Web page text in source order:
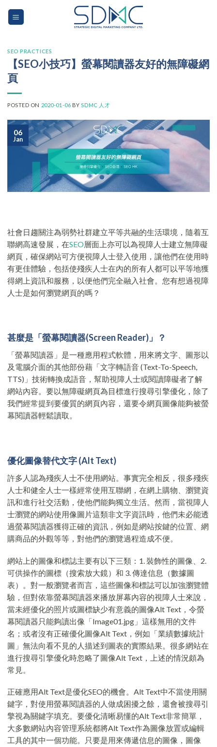
SEO PRACTICES
【SEO小技巧】螢幕閱讀器友好的無障礙網
頁
POSTED ON 2020-01-06 BY SDMC 人才
06
Jan
社會日趨關注為弱勢社群建立平等共融的生活環境，隨着互
聯網高速發展，在SEO層面上亦可以為視障人士建立無障礙
網頁，確保網站可方便視障人士登入使用，讓他們在使用時
有更佳體驗，包括使殘疾人士在內的所有人都可以平等地獲
得網上資訊和服務，以便他們完全融入社會。您有想過視障
人士是如何瀏覽網頁的嗎？
甚麼是「螢幕閱讀器(Screen Reader) 」 ？
「螢幕閱讀器」是一種應用程式軟體，用來將文字、圖形以
及電腦介面的其他部份藉「文字轉語音 (Text-To-Speech,
TTS)」技術轉換成語音，幫助視障人士或閱讀障礙者了解
網站內容。要以無障礙網頁為目標進行搜尋引擎優化，除了
我們經常提到要優質的網頁內容，還要令網頁圖像能夠被螢
幕閱讀器輕鬆讀取。
優化圖像替代文字(Alt Text)
許多人認為殘疾人士不使用網站。事實完全相反，很多殘疾
人士和健全人士一樣經常使用互聯網，在網上購物、瀏覽資
訊和進行社交活動，使他們能夠獨立生活。然而，當視障人
士瀏覽的網站使用像圖片這類非文字資訊時，他們未必能透
過螢幕閱讀器獲得正確的資訊，例如是網站按鍵的位置、網
購商品的外觀等等，對他們的瀏覽過程造成不便。
網站上的圖像和標誌主要有以下三類：1. 裝飾性的圖像、2.
可供操作的圖標（搜索放大鏡）和 3. 傳達信息（數據圖
表）。對一般瀏覽者而言，這些圖像和標誌可以加強瀏覽體
驗，但對依靠螢幕閱讀器來播放屏幕內容的視障人士來說，
當未經優化的照片或圖標缺少有意義的圖像Alt Text，令螢
幕閱讀器只能夠讀出像「Image01.jpg」這樣無用的文件
名；或者沒有正確優化圖像Alt Text，例如「業績數據統計
圖」無法向看不見的人描述到圖表的實際結果。很多網站在
進行搜尋引擎優化時忽略了圖像Alt Text，上述的情況頗為
常見。
正確應用Alt Text是優化SEO的機會。Alt Text中不當使用關
鍵字，對使用螢幕閱讀器的人做成困擾之餘，還會被搜尋引
擎視為關鍵字填充。要優化清晰易懂的Alt Text非常簡單，
大多數網站內容管理系統都將Alt Text作為圖像放置或編輯
工具的其中一個功能。只要是用來傳遞信息的圖像，圖像